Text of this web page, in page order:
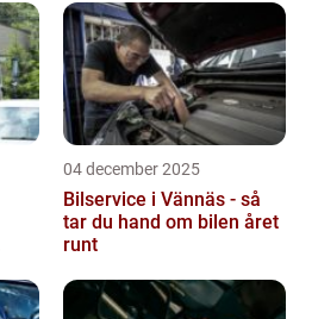
04 december 2025
Bilservice i Vännäs - så
tar du hand om bilen året
runt